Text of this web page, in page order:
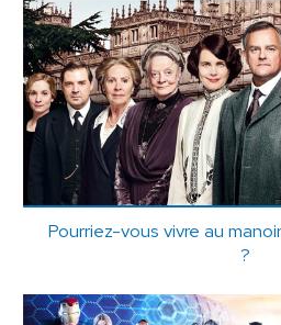
Pourriez-vous vivre au
?